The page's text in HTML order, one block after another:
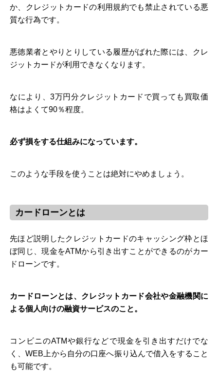
か、クレジットカードの利用規約でも禁止されている悪
質な行為です。
悪徳業者とやりとりしている履歴がばれた際には、クレ
ジットカードが利用できなくなります。
なにより、3万円分クレジットカードで買っても買取価
格はよくて90％程度。
必ず損をする仕組みになっています。
このような手段を使うことは絶対にやめましょう。
カードローンとは
先ほど説明したクレジットカードのキャッシング枠とほ
ぼ同じ、現金をATMから引き出すことができるのがカー
ドローンです。
カードローンとは、クレジットカード会社や金融機関に
よる個人向けの融資サービスのこと。
コンビニのATMや銀行などで現金を引き出すだけでな
く、WEB上から自分の口座へ振り込んで借入をすること
も可能です。